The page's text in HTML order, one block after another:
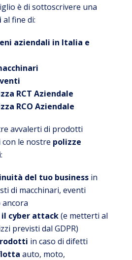
è di sottoscrivere una
al fine di:
aziendali in Italia e
RCT Aziendale
RCO Aziendale
avvalerti di prodotti
con le nostre polizze
del tuo business in
di macchinari, eventi
cyber attack(e metterti al
previsti dal GDPR)
in caso di difetti
auto, moto,